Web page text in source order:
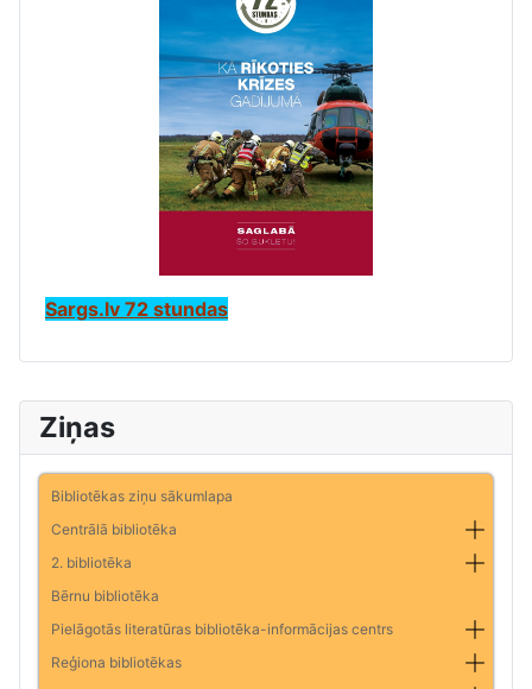
Ziņas
Bibliotēkas ziņu sākumlapa
Centrālā bibliotēka
2. bibliotēka
Bērnu bibliotēka
Pielāgotās literatūras bibliotēka-informācijas centrs
Reģiona bibliotēkas
Sargs.lv 72 stundas